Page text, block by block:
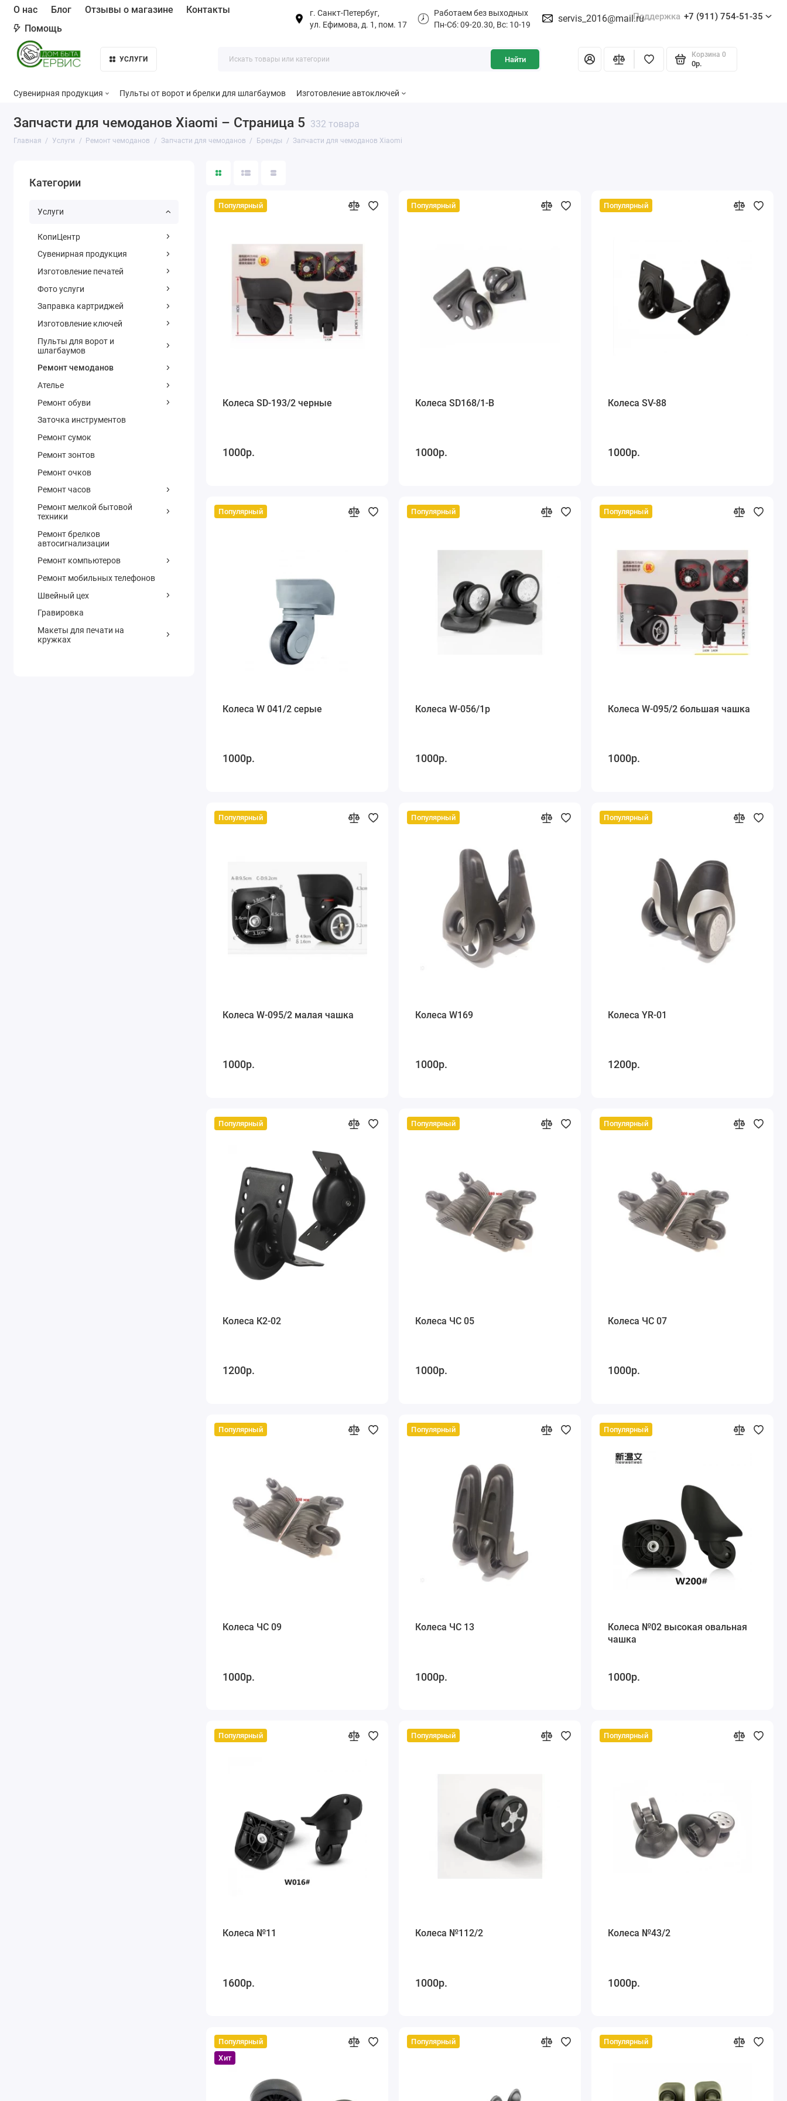
О нас Блог Отзывы о магазине
Контакты
Помощь
г. Санкт-Петербуг,
ул. Ефимова, д. 1, пом. 17
Работаем без выходных
Пн-Сб: 09-20.30, Вс: 10-19
servis_2016@mail.ruПоддержка +7 (911) 754-51-35
УСЛУГИ Найти
Корзина 0
0р.
Сувенирная продукция Пульты от ворот и брелки для шлагбаумов Изготовление автоключей
Запчасти для чемоданов Xiaomi – Страница 5 332 товара
Главная Услуги Ремонт чемоданов Запчасти для чемоданов Бренды Запчасти для чемоданов Xiaomi
Категории
Услуги
КопиЦентр
Сувенирная продукция
Изготовление печатей
Фото услуги
Заправка картриджей
Изготовление ключей
Пульты для ворот и
шлагбаумов
Ремонт чемоданов
Ателье
Ремонт обуви
Заточка инструментов
Ремонт сумок
Ремонт зонтов
Ремонт очков
Ремонт часов
Ремонт мелкой бытовой
техники
Ремонт брелков
автосигнализации
Ремонт компьютеров
Ремонт мобильных телефонов
Швейный цех
Гравировка
Макеты для печати на
кружках
Популярный
Колеса SD-193/2 черные
1000р.
Популярный
Колеса SD168/1-В
1000р.
Популярный
Колеса SV-88
1000р.
Популярный
Колеса W 041/2 серые
1000р.
Популярный
Колеса W-056/1p
1000р.
Популярный
Колеса W-095/2 большая чашка
1000р.
Популярный
Колеса W-095/2 малая чашка
1000р.
Популярный
Колеса W169
1000р.
Популярный
Колеса YR-01
1200р.
Популярный
Колеса К2-02
1200р.
Популярный
Колеса ЧС 05
1000р.
Популярный
Колеса ЧС 07
1000р.
Популярный
Колеса ЧС 09
1000р.
Популярный
Колеса ЧС 13
1000р.
Популярный
Колеса №02 высокая овальная
чашка
1000р.
Популярный
Колеса №11
1600р.
Популярный
Колеса №112/2
1000р.
Популярный
Колеса №43/2
1000р.
Популярный
Хит
Популярный Популярный